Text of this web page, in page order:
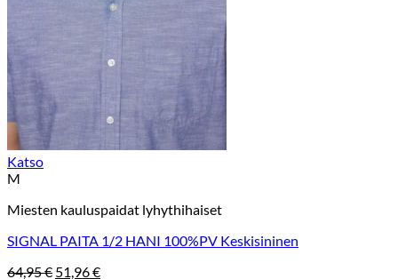
Katso
M
Miesten kauluspaidat lyhythihaiset
SIGNAL PAITA 1/2 HANI 100%PV Keskisininen
64,95€ Alkuperäinen
51,96€Nykyinen